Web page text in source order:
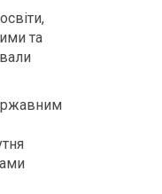
та